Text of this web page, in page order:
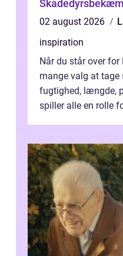
02 august 2026
inspiration
Når du står over
mange valg at
fugtighed, længde,
spiller alle en rolle